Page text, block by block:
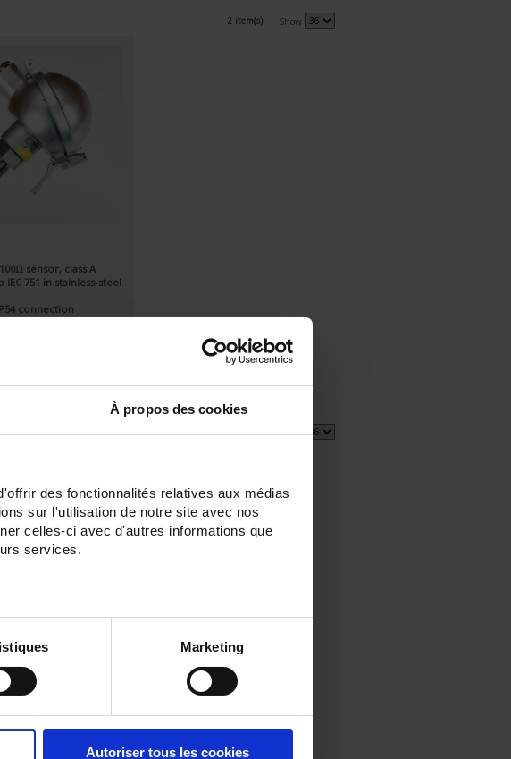
À propos des cookies
des fonctionnalités relatives aux médias
sur l'utilisation de notre site avec nos
celles-ci avec d'autres informations que
services.
Marketing
Autoriser tous les cookies
2 item(s) Show
sensor, class A
751 in stainless-steel
connection
Show